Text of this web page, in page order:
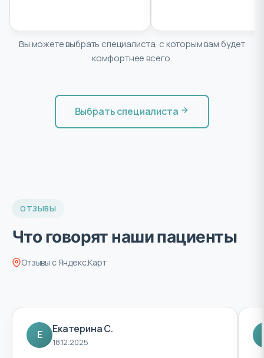
Вы можете выбрать специалиста, с которым вам будет
комфортнее всего.
Выбрать специалиста
ОТЗЫВЫ
Что говорят наши пациенты
Отзывы с Яндекс.Карт
Е Екатерина С.
18.12.2025